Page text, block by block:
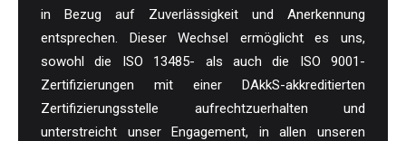
in Bezug auf Zuverlässigkeit und Anerkennung
entsprechen. Dieser Wechsel ermöglicht es uns,
sowohl die ISO 13485- als auch die ISO 9001-
Zertifizierungen mit einer DAkkS-akkreditierten
Zertifizierungsstelle aufrechtzuerhalten und
unterstreicht unser Engagement, in allen unseren